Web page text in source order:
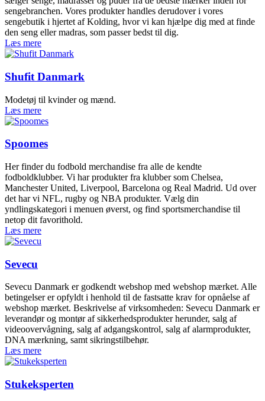
sengebranchen. Vores produkter handles derudover i vores
sengebutik i hjertet af Kolding, hvor vi kan hjælpe dig med at finde
den seng eller madras, som passer bedst til dig.
Læs mere
Shufit Danmark
Modetøj til kvinder og mænd.
Læs mere
Spoomes
Her finder du fodbold merchandise fra alle de kendte
fodboldklubber. Vi har produkter fra klubber som Chelsea,
Manchester United, Liverpool, Barcelona og Real Madrid. Ud over
det har vi NFL, rugby og NBA produkter. Vælg din
yndlingskategori i menuen øverst, og find sportsmerchandise til
netop dit favorithold.
Læs mere
Sevecu
Sevecu Danmark er godkendt webshop med webshop mærket. Alle
betingelser er opfyldt i henhold til de fastsatte krav for opnåelse af
webshop mærket. Beskrivelse af virksomheden: Sevecu Danmark er
leverandør og montør af sikkerhedsprodukter herunder, salg af
videoovervågning, salg af adgangskontrol, salg af alarmprodukter,
DNA mærkning, samt sikringstilbehør.
Læs mere
Stukeksperten